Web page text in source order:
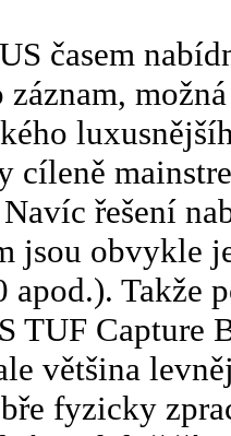
časem
cíleně
řešení
jsou obvykle
Takže
TUF Capture
většina
fyzicky